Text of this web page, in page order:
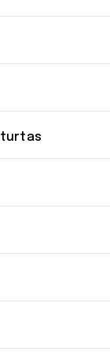
turtas